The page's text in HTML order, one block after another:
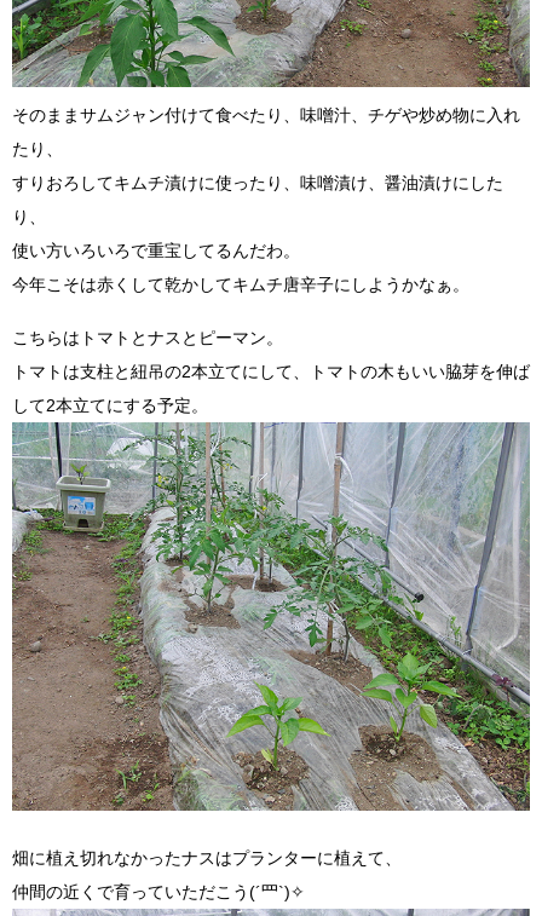
そのままサムジャン付けて食べたり、味噌汁、チゲや炒め物に入れ
たり、
すりおろしてキムチ漬けに使ったり、味噌漬け、醤油漬けにした
り、
使い方いろいろで重宝してるんだわ。
今年こそは赤くして乾かしてキムチ唐辛子にしようかなぁ。
こちらはトマトとナスとピーマン。
トマトは支柱と紐吊の2本立てにして、トマトの木もいい脇芽を伸ば
して2本立てにする予定。
畑に植え切れなかったナスはプランターに植えて、
仲間の近くで育っていただこう(´罒`)✧